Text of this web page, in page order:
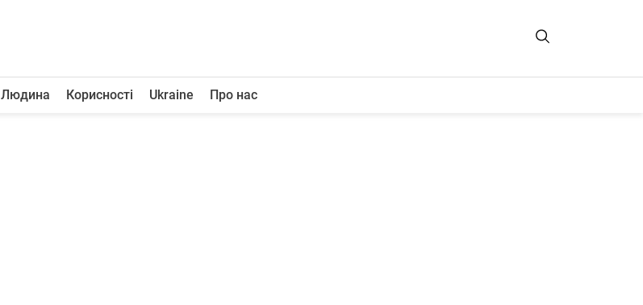
Людина Корисності Ukraine Про нас